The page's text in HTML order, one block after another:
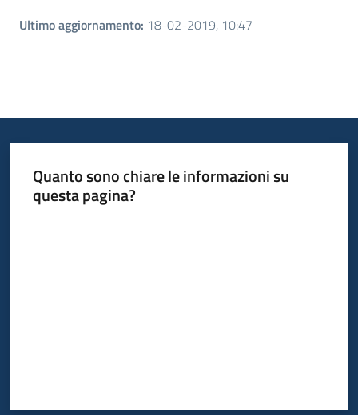
Ultimo aggiornamento: 18-02-2019, 10:47
Quanto sono chiare le informazioni su
questa pagina?